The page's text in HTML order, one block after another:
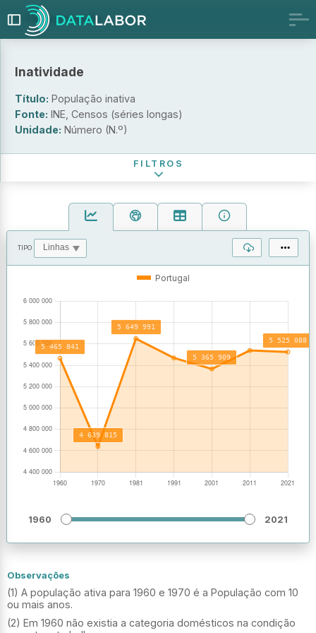
TIPO
Portugal
1960 2021
Observações
(1) A população ativa para 1960 e 1970 é a População com 10
ou mais anos.
(2) Em 1960 não existia a categoria domésticos na condição
Inatividade
Título: População inativa
Fonte: INE, Censos (séries longas)
Unidade: Número (N.º)
Desagregação
Condição perante o trabalho (população inativa)
FILTROS